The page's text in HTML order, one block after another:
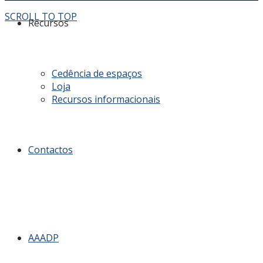
Recursos
Cedência de espaços
Loja
Recursos informacionais
Contactos
AAADP
SCROLL TO TOP